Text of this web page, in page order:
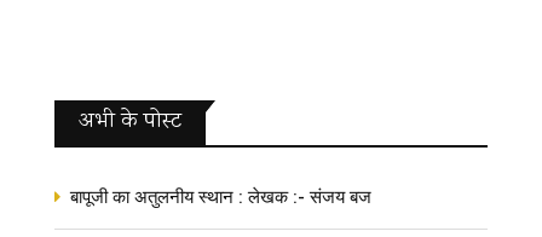
अभी के पोस्‍ट
बापूजी का अतुलनीय स्थान : लेखक :- संजय बज